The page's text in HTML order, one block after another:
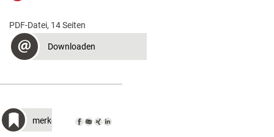
PDF-Datei, 14 Seiten
Downloaden
merken